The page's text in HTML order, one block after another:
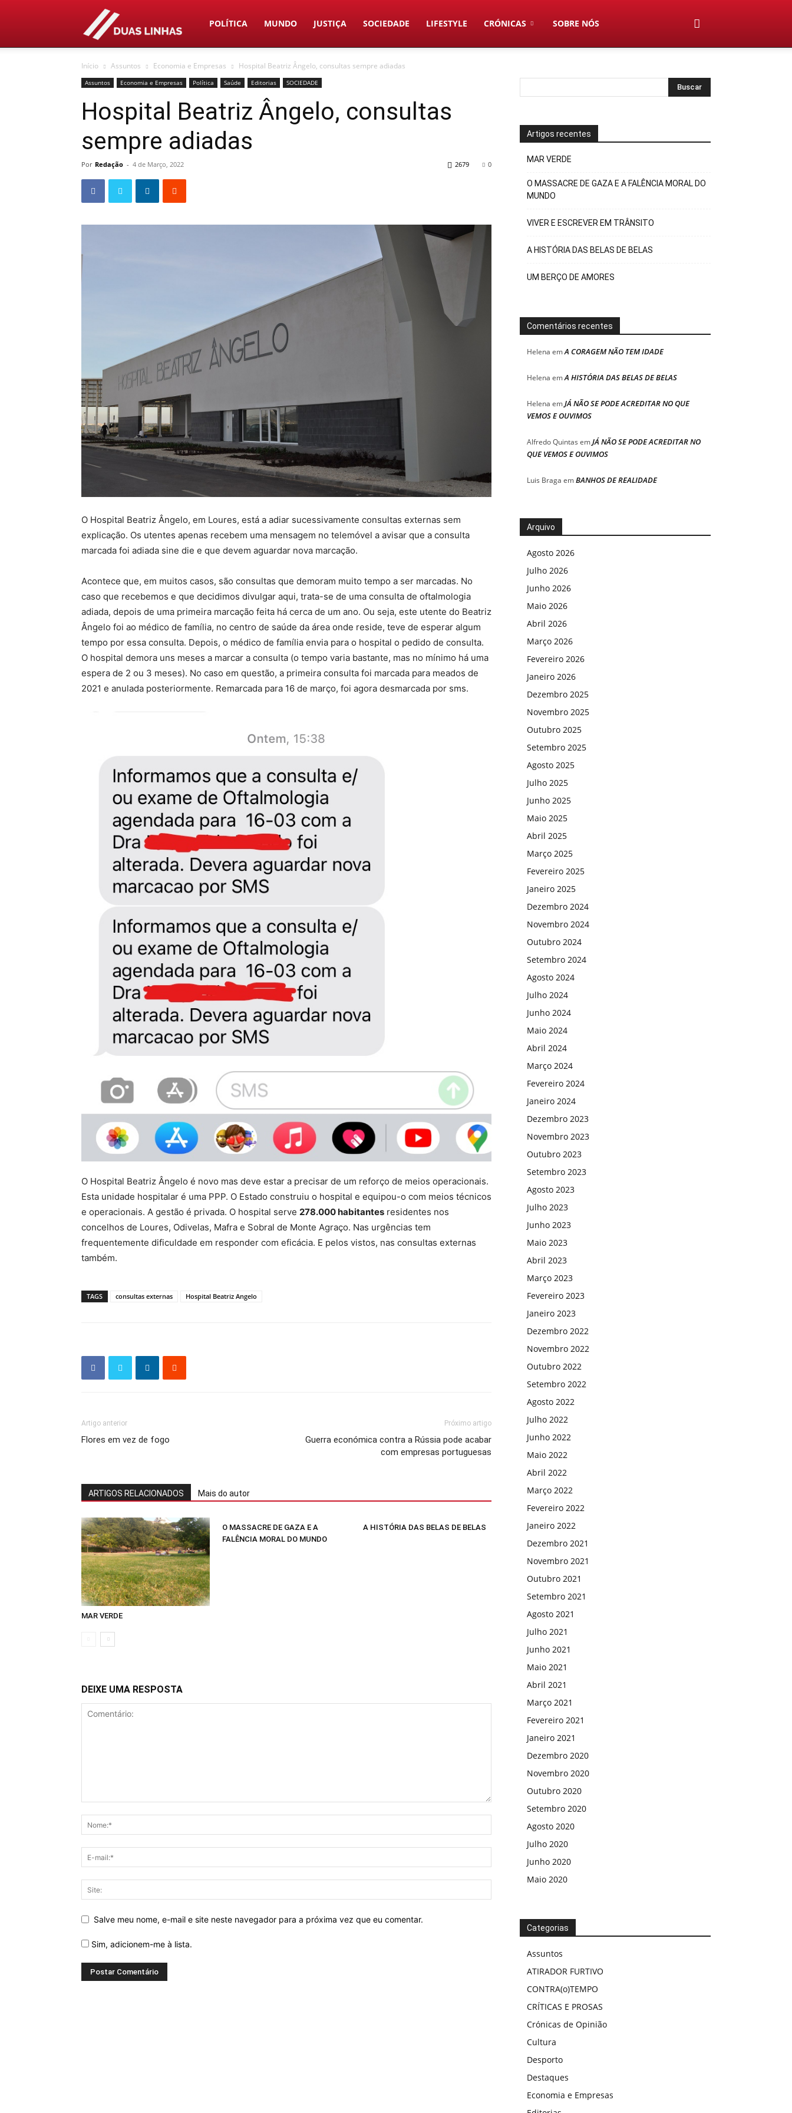
Duas
Linhas
POLÍTICA MUNDO JUSTIÇA SOCIEDADE LIFESTYLE CRÓNICAS SOBRE NÓS
Início Assuntos Economia e Empresas Hospital Beatriz Ângelo, consultas sempre adiadas
Assuntos Economia e Empresas Política Saúde Editorias SOCIEDADE
Hospital Beatriz Ângelo, consultas
sempre adiadas
Por Redação - 4 de Março, 2022 0
2679
O Hospital Beatriz Ângelo, em Loures, está a adiar sucessivamente consultas externas sem
explicação. Os utentes apenas recebem uma mensagem no telemóvel a avisar que a consulta
marcada foi adiada sine die e que devem aguardar nova marcação.
Acontece que, em muitos casos, são consultas que demoram muito tempo a ser marcadas. No
caso que recebemos e que decidimos divulgar aqui, trata-se de uma consulta de oftalmologia
adiada, depois de uma primeira marcação feita há cerca de um ano. Ou seja, este utente do Beatriz
Ângelo foi ao médico de família, no centro de saúde da área onde reside, teve de esperar algum
tempo por essa consulta. Depois, o médico de família envia para o hospital o pedido de consulta.
O hospital demora uns meses a marcar a consulta (o tempo varia bastante, mas no mínimo há uma
espera de 2 ou 3 meses). No caso em questão, a primeira consulta foi marcada para meados de
2021 e anulada posteriormente. Remarcada para 16 de março, foi agora desmarcada por sms.
O Hospital Beatriz Ângelo é novo mas deve estar a precisar de um reforço de meios operacionais.
Esta unidade hospitalar é uma PPP. O Estado construiu o hospital e equipou-o com meios técnicos
e operacionais. A gestão é privada. O hospital serve 278.000 habitantes residentes nos
concelhos de Loures, Odivelas, Mafra e Sobral de Monte Agraço. Nas urgências tem
frequentemente dificuldade em responder com eficácia. E pelos vistos, nas consultas externas
também.
TAGS consultas externas Hospital Beatriz Angelo
Artigo anterior
Flores em vez de fogo
Próximo artigo
Guerra económica contra a Rússia pode acabar
com empresas portuguesas
ARTIGOS RELACIONADOS Mais do autor
MAR VERDE
O MASSACRE DE GAZA E A
FALÊNCIA MORAL DO MUNDO
A HISTÓRIA DAS BELAS DE BELAS
DEIXE UMA RESPOSTA
Salve meu nome, e-mail e site neste navegador para a próxima vez que eu comentar.
Sim, adicionem-me à lista.
Artigos recentes
MAR VERDE
O MASSACRE DE GAZA E A FALÊNCIA MORAL DO
MUNDO
VIVER E ESCREVER EM TRÂNSITO
A HISTÓRIA DAS BELAS DE BELAS
UM BERÇO DE AMORES
Comentários recentes
Helena emA CORAGEM NÃO TEM IDADE
Helena emA HISTÓRIA DAS BELAS DE BELAS
Helena emJÁ NÃO SE PODE ACREDITAR NO QUE
VEMOS E OUVIMOS
Alfredo Quintas emJÁ NÃO SE PODE ACREDITAR NO
QUE VEMOS E OUVIMOS
Luis Braga emBANHOS DE REALIDADE
Arquivo
Agosto 2026
Julho 2026
Junho 2026
Maio 2026
Abril 2026
Março 2026
Fevereiro 2026
Janeiro 2026
Dezembro 2025
Novembro 2025
Outubro 2025
Setembro 2025
Agosto 2025
Julho 2025
Junho 2025
Maio 2025
Abril 2025
Março 2025
Fevereiro 2025
Janeiro 2025
Dezembro 2024
Novembro 2024
Outubro 2024
Setembro 2024
Agosto 2024
Julho 2024
Junho 2024
Maio 2024
Abril 2024
Março 2024
Fevereiro 2024
Janeiro 2024
Dezembro 2023
Novembro 2023
Outubro 2023
Setembro 2023
Agosto 2023
Julho 2023
Junho 2023
Maio 2023
Abril 2023
Março 2023
Fevereiro 2023
Janeiro 2023
Dezembro 2022
Novembro 2022
Outubro 2022
Setembro 2022
Agosto 2022
Julho 2022
Junho 2022
Maio 2022
Abril 2022
Março 2022
Fevereiro 2022
Janeiro 2022
Dezembro 2021
Novembro 2021
Outubro 2021
Setembro 2021
Agosto 2021
Julho 2021
Junho 2021
Maio 2021
Abril 2021
Março 2021
Fevereiro 2021
Janeiro 2021
Dezembro 2020
Novembro 2020
Outubro 2020
Setembro 2020
Agosto 2020
Julho 2020
Junho 2020
Maio 2020
Categorias
Assuntos
ATIRADOR FURTIVO
CONTRA(o)TEMPO
CRÍTICAS E PROSAS
Crónicas de Opinião
Cultura
Desporto
Destaques
Economia e Empresas